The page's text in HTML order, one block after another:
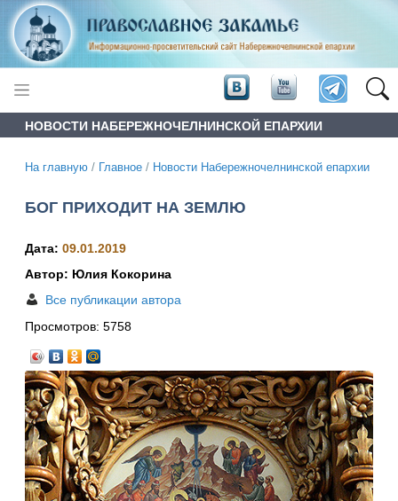
НОВОСТИ НАБЕРЕЖНОЧЕЛНИНСКОЙ ЕПАРХИИ
На главную / Главное / Новости Набережночелнинской епархии
БОГ ПРИХОДИТ НА ЗЕМЛЮ
Дата: 09.01.2019
Автор: Юлия Кокорина
Все публикации автора
Просмотров: 5758